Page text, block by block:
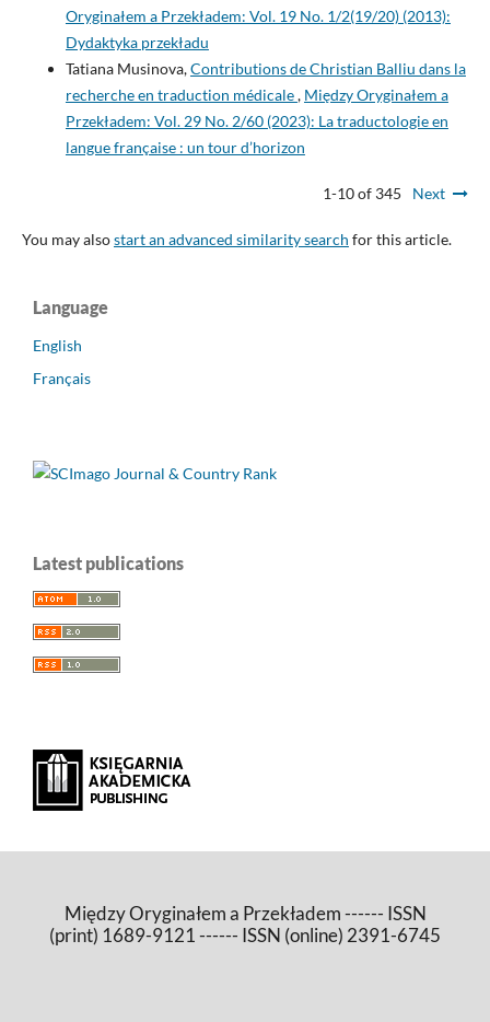
Oryginałem a Przekładem: Vol. 19 No. 1/2(19/20) (2013):
Dydaktyka przekładu
Tatiana Musinova,Contributions de Christian Balliu dans la
recherche en traduction médicale, Między Oryginałem a
Przekładem: Vol. 29 No. 2/60 (2023): La traductologie en
langue française : un tour d’horizon
1-10 of 345 Next
You may alsostart an advanced similarity search for this article.
Language
English
Français
Latest publications
Między Oryginałem a Przekładem ------ ISSN
(print) 1689-9121 ------ ISSN (online) 2391-6745